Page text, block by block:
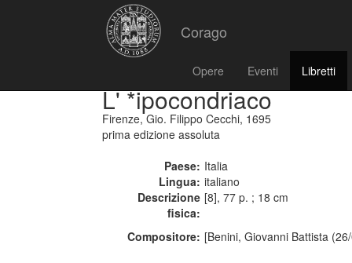
Corago
Opere Eventi Libretti
L' *ipocondriaco
Firenze, Gio. Filippo Cecchi, 1695
prima edizione assoluta
Paese: Italia
Lingua: italiano
Descrizione
fisica:
[8], 77 p. ; 18 cm
Compositore: [Benini, Giovanni Battista